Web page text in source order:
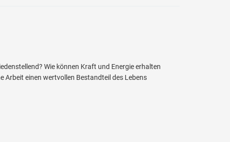
Wie können Kraft und Energie erhalten
Arbeit einen wertvollen Bestandteil des Lebens